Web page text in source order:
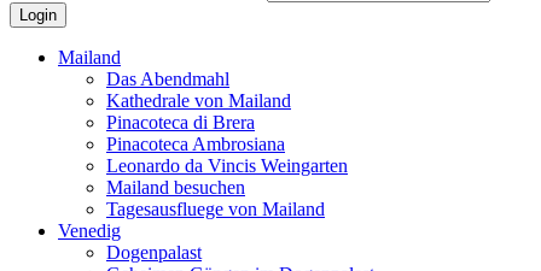
Login
Mailand
Das Abendmahl
Kathedrale von Mailand
Pinacoteca di Brera
Pinacoteca Ambrosiana
Leonardo da Vincis Weingarten
Mailand besuchen
Tagesausfluege von Mailand
Venedig
Dogenpalast